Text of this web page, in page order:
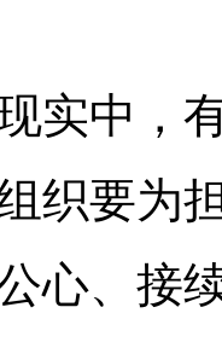
中，有
织要为
心、接